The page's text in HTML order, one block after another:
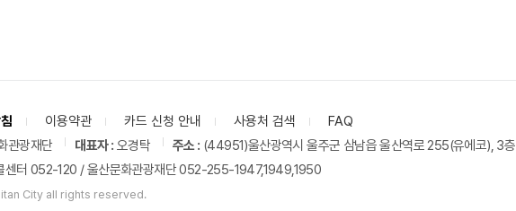
이용약관 카드 신청 안내 사용처 검색
FAQ
관광재단
대표자 : 오경탁 주소 : (44951)울산광역시 울주군 삼남읍 울산역로 255(유에코), 3층
센터 052-120 / 울산문화관광재단 052-255-1947,1949,1950
City all rights reserved.